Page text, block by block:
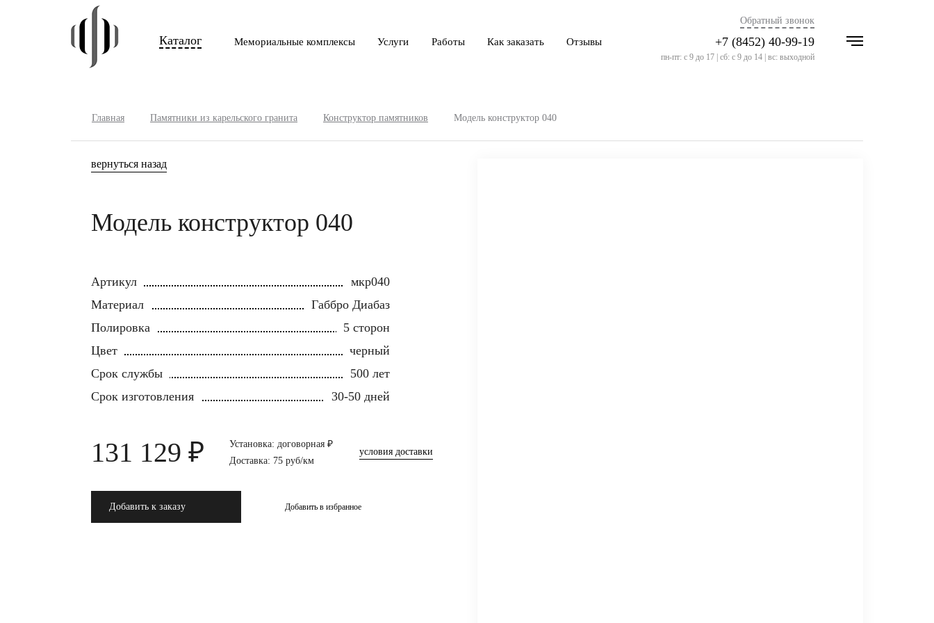
пн-пт: с 9 до 17 | сб: с 9 до 14 | вс: выходной
Каталог Мемориальные комплексы Услуги Работы Как заказать Отзывы
Обратный звонок
+7 (8452) 40-99-19
Главная Памятники из карельского гранита Конструктор памятников Модель конструктор 040
вернуться назад
Модель конструктор 040
Артикул
мкр040
Материал
Габбро Диабаз
Полировка
5 сторон
Цвет
черный
Срок службы
500 лет
Срок изготовления
30-50 дней
131 129 ₽
Установка: договорная ₽
Доставка: 75 руб/км
условия доставки
Добавить к заказу Добавить в избранное